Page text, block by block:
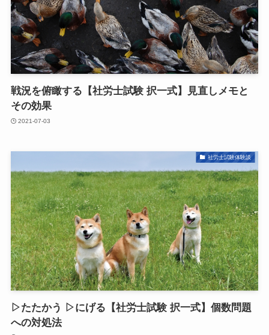
戦況を俯瞰する【社労士試験 択一式】見直しメモと
その効果
2021-07-03
社労士試験体験談
▷たたかう ▷にげる【社労士試験 択一式】個数問題
への対処法